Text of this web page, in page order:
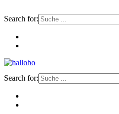
Search for:
Search for: